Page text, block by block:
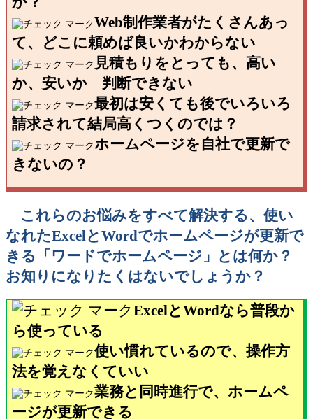
Web制作業者がたくさんあっ
て、どこに頼めば良いかわからない
見積もりをとっても、高い
か、安いか 判断できない
最初は安くても後でいろいろ
請求されて結局高くつくのでは？
ホームページを自社で更新で
きないの？
これらのお悩みをすべて解決する、使い
なれたExcelとWordでホームページが更新で
きる「ワードでホームページ」とは何か？
お知りになりたくはないでしょうか？
ExcelとWordなら普段か
ら使っている
使い慣れているので、操作方
法を覚えなくていい
業務と同時進行で、ホームペ
ージが更新できる